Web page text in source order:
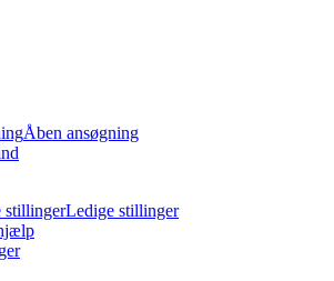
Åben ansøgning
Ledige stillinger